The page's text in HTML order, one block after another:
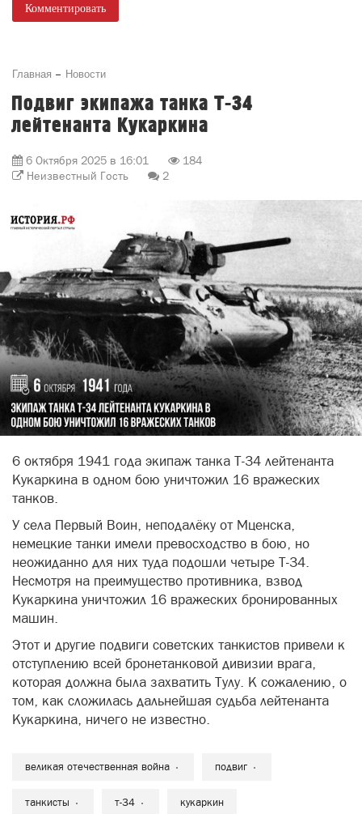
Комментировать
Главная Новости
Подвиг экипажа танка Т-34
лейтенанта Кукаркина
6 Октября 2025 в 16:01
184
Неизвестный Гость
2
6 октября 1941 года экипаж танка Т-34 лейтенанта
Кукаркина в одном бою уничтожил 16 вражеских
танков.
У села Первый Воин, неподалёку от Мценска,
немецкие танки имели превосходство в бою, но
неожиданно для них туда подошли четыре Т-34.
Несмотря на преимущество противника, взвод
Кукаркина уничтожил 16 вражеских бронированных
машин.
Этот и другие подвиги советских танкистов привели к
отступлению всей бронетанковой дивизии врага,
которая должна была захватить Тулу. К сожалению, о
том, как сложилась дальнейшая судьба лейтенанта
Кукаркина, ничего не известно.
великая отечественная война подвиг
танкисты т-34 кукаркин